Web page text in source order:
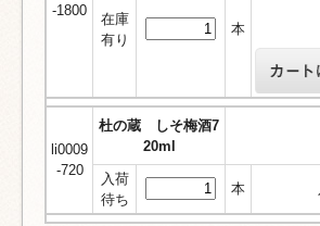
-1800
在庫
有り
本
li0009
-720
杜の蔵 しそ梅酒7
20ml
入荷
待ち
本